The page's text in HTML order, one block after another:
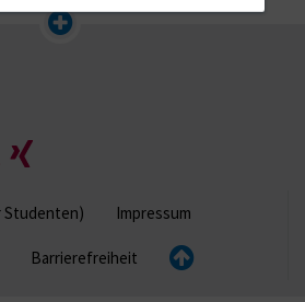
Xing
Studenten) Impressum
Barrierefreiheit